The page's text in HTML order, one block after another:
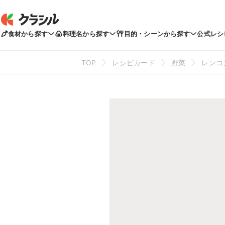
食材から探す 料理名から探す 目的・シーンから探す 公式レシ
TOP レシピカード 野菜 レンコ